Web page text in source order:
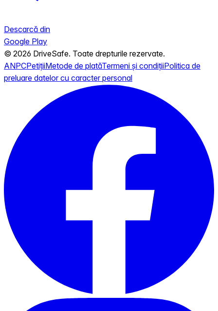
Descarcă din
Google Play
© 2026 DriveSafe. Toate drepturile rezervate.
ANPCPetițiiMetode de platăTermeni și condițiiPolitica de
preluare datelor cu caracter personal